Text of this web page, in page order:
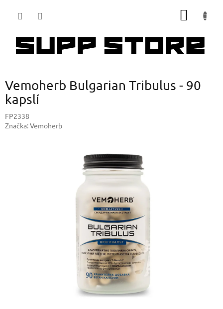
Vemoherb Bulgarian Tribulus - 90
kapslí
FP2338
Značka:Vemoherb